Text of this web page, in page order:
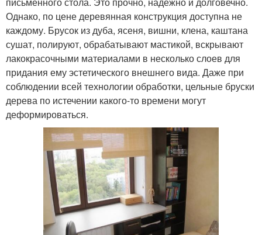
Однако, по цене деревянная конструкция доступна не
каждому. Брусок из дуба, ясеня, вишни, клена, каштана
сушат, полируют, обрабатывают мастикой, вскрывают
лакокрасочными материалами в несколько слоев для
придания ему эстетического внешнего вида. Даже при
соблюдении всей технологии обработки, цельные бруски
дерева по истечении какого-то времени могут
деформироваться.